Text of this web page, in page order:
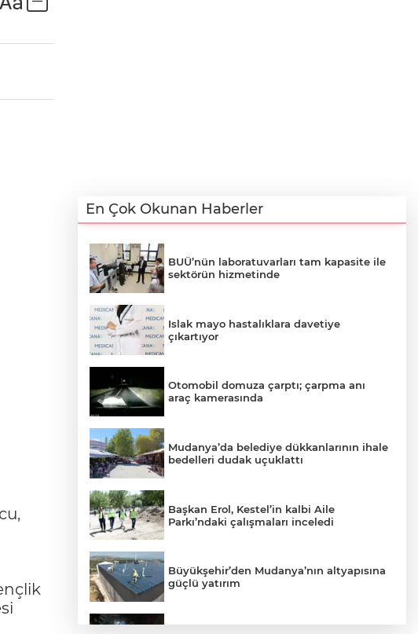
En Çok Okunan Haberler
BUÜ’nün laboratuvarları tam kapasite ile
sektörün hizmetinde
Islak mayo hastalıklara davetiye
çıkartıyor
Otomobil domuza çarptı; çarpma anı
araç kamerasında
Mudanya’da belediye dükkanlarının ihale
bedelleri dudak uçuklattı
Başkan Erol, Kestel’in kalbi Aile
Parkı’ndaki çalışmaları inceledi
Büyükşehir’den Mudanya’nın altyapısına
güçlü yatırım